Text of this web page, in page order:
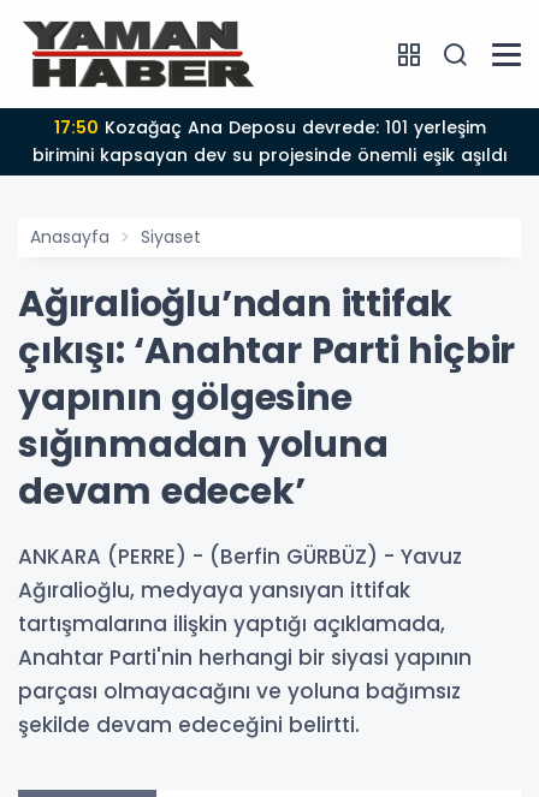
17:50
birimini kapsayan dev su projesinde önemli eşik aşıldı
Anasayfa Siyaset
Ağıralioğlu’ndan ittifak
çıkışı: ‘Anahtar Parti hiçbir
yapının gölgesine
sığınmadan yoluna
devam edecek’
ANKARA (PERRE) - (Berfin GÜRBÜZ) - Yavuz
Ağıralioğlu, medyaya yansıyan ittifak
tartışmalarına ilişkin yaptığı açıklamada,
Anahtar Parti'nin herhangi bir siyasi yapının
parçası olmayacağını ve yoluna bağımsız
şekilde devam edeceğini belirtti.